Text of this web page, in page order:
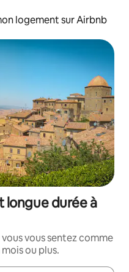
logement sur Airbnb
longue durée à
vous sentez comme
ou plus.